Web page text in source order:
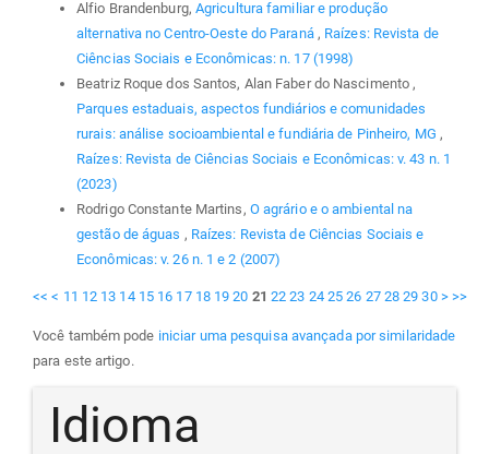
Alfio Brandenburg, Agricultura familiar e produção
alternativa no Centro-Oeste do Paraná , Raízes: Revista de
Ciências Sociais e Econômicas: n. 17 (1998)
Beatriz Roque dos Santos, Alan Faber do Nascimento ,
Parques estaduais, aspectos fundiários e comunidades
rurais: análise socioambiental e fundiária de Pinheiro, MG ,
Raízes: Revista de Ciências Sociais e Econômicas: v. 43 n. 1
(2023)
Rodrigo Constante Martins, O agrário e o ambiental na
gestão de águas , Raízes: Revista de Ciências Sociais e
Econômicas: v. 26 n. 1 e 2 (2007)
<< < 11 12 13 14 15 16 17 18 19 20 21 22 23 24 25 26 27 28 29 30 > >>
Você também pode iniciar uma pesquisa avançada por similaridade
para este artigo.
Idioma